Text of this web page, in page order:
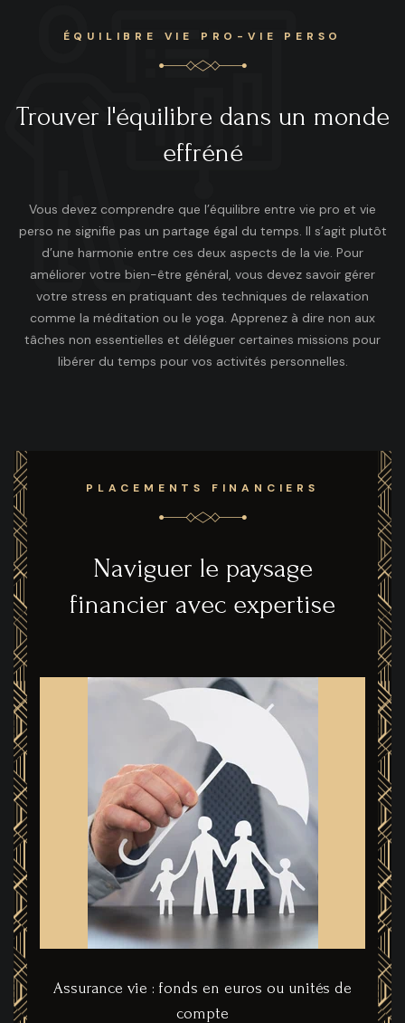
ÉQUILIBRE VIE PRO-VIE PERSO
Trouver l'équilibre dans un monde
effréné
Vous devez comprendre que l’équilibre entre vie pro et vie
perso ne signifie pas un partage égal du temps. Il s’agit plutôt
d’une harmonie entre ces deux aspects de la vie. Pour
améliorer votre bien-être général, vous devez savoir gérer
votre stress en pratiquant des techniques de relaxation
comme la méditation ou le yoga. Apprenez à dire non aux
tâches non essentielles et déléguer certaines missions pour
libérer du temps pour vos activités personnelles.
PLACEMENTS FINANCIERS
Naviguer le paysage
financier avec expertise
Assurance vie : fonds en euros ou unités de
compte